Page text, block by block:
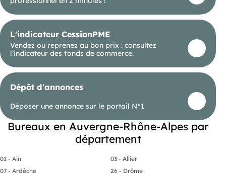
associé à cette annonce : DPE NS indice et GES NS
L'indicateur CessionPME
Vendez ou reprenez au bon prix : consultez
l’indicateur des fonds de commerce.
Dépôt d'annonces
Déposer une annonce sur le portail N°1
Bureaux en Auvergne-Rhône-Alpes par
département
01 - Ain
03 - Allier
07 - Ardèche
26 - Drôme